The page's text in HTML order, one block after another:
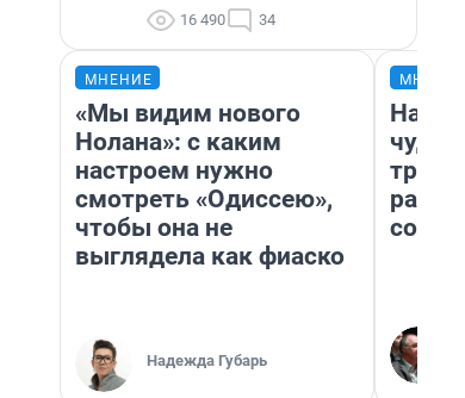
16 490 34
МНЕНИЕ
«Мы видим нового
Нолана»: с каким
настроем нужно
смотреть «Одиссею»,
чтобы она не
выглядела как фиаско
Надежда Губарь